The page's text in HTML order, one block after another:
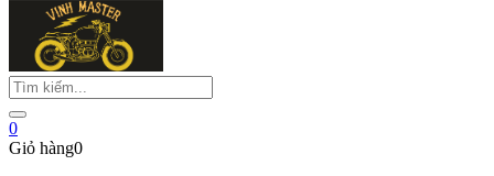
0
Giỏ hàng0